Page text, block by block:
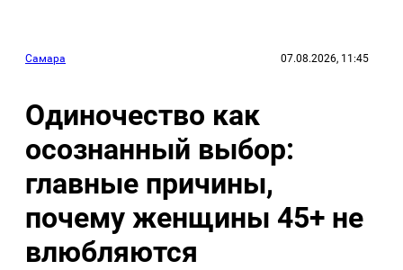
Самара 07.08.2026, 11:45
Одиночество как
осознанный выбор:
главные причины,
почему женщины 45+ не
влюбляются